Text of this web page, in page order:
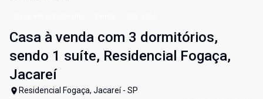
Casa à venda com 3 dormitórios,
sendo 1 suíte, Residencial Fogaça,
Jacareí
Residencial Fogaça, Jacareí - SP